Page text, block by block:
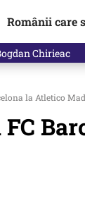
Românii care
Chirieac
la Atletico